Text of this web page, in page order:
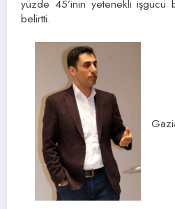
yüzde 45’inin yetenekli işgücü
belirtti.